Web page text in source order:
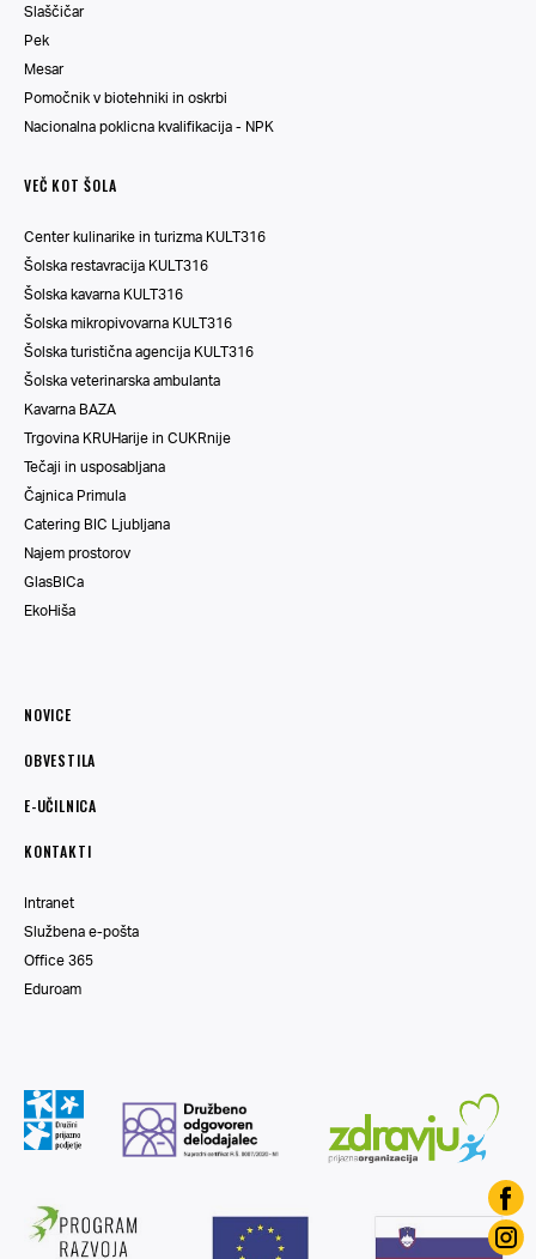
Slaščičar
Pek
Mesar
Pomočnik v biotehniki in oskrbi
Nacionalna poklicna kvalifikacija - NPK
VEČ KOT ŠOLA
Center kulinarike in turizma KULT316
Šolska restavracija KULT316
Šolska kavarna KULT316
Šolska mikropivovarna KULT316
Šolska turistična agencija KULT316
Šolska veterinarska ambulanta
Kavarna BAZA
Trgovina KRUHarije in CUKRnije
Tečaji in usposabljana
Čajnica Primula
Catering BIC Ljubljana
Najem prostorov
GlasBICa
EkoHiša
NOVICE
OBVESTILA
E-UČILNICA
KONTAKTI
Intranet
Službena e-pošta
Office 365
Eduroam